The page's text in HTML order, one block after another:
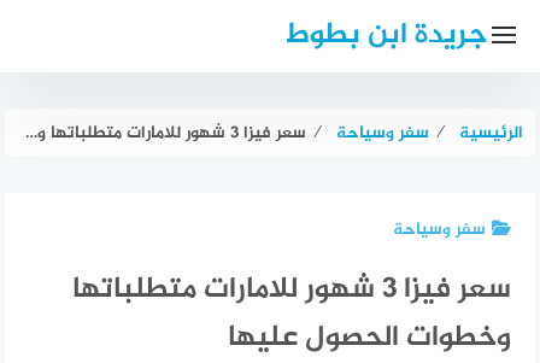
جريدة ابن بطوط
الرئيسية ⁄ سفر وسياحة ⁄ سعر فيزا 3 شهور للامارات متطلباتها وخطوات الحصول عليها
سفر وسياحة
سعر فيزا 3 شهور للامارات متطلباتها
وخطوات الحصول عليها